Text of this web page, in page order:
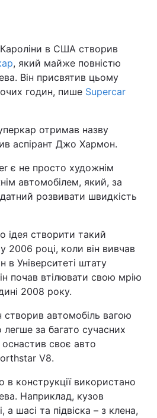
Кароліни в США створив
, який майже повністю
Він присвятив цьому
годин, пише Supercar
отримав назву
аспірант Джо Хармон.
є не просто художнім
автомобілем, який, за
розвивати швидкість
ідея створити такий
2006 році, коли він вивчав
Університеті штату
почав втілювати свою мрію
2008 року.
створив автомобіль вагою
легше за багато сучасних
оснастив своє авто
V8.
конструкції використано
Наприклад, кузов
а шасі та підвіска – з клена,